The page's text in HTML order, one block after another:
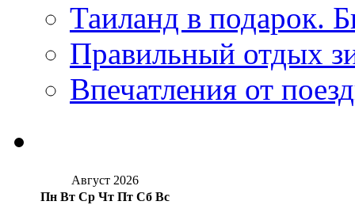
Таиланд в подарок.
Правильный отдых
Впечатления от
Август 2026
Пн Вт Ср Чт Пт Сб Вс